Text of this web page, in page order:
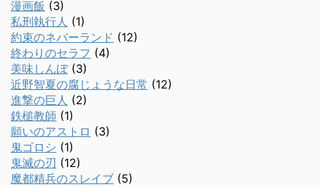
漫画飯 (3)
私刑執行人 (1)
約束のネバーランド (12)
終わりのセラフ (4)
美味しんぼ(3)
近野智夏の腐じょうな日常 (12)
進撃の巨人 (2)
鉄槌教師 (1)
願いのアストロ (3)
鬼ゴロシ (1)
鬼滅の刃 (12)
魔都精兵のスレイブ (5)